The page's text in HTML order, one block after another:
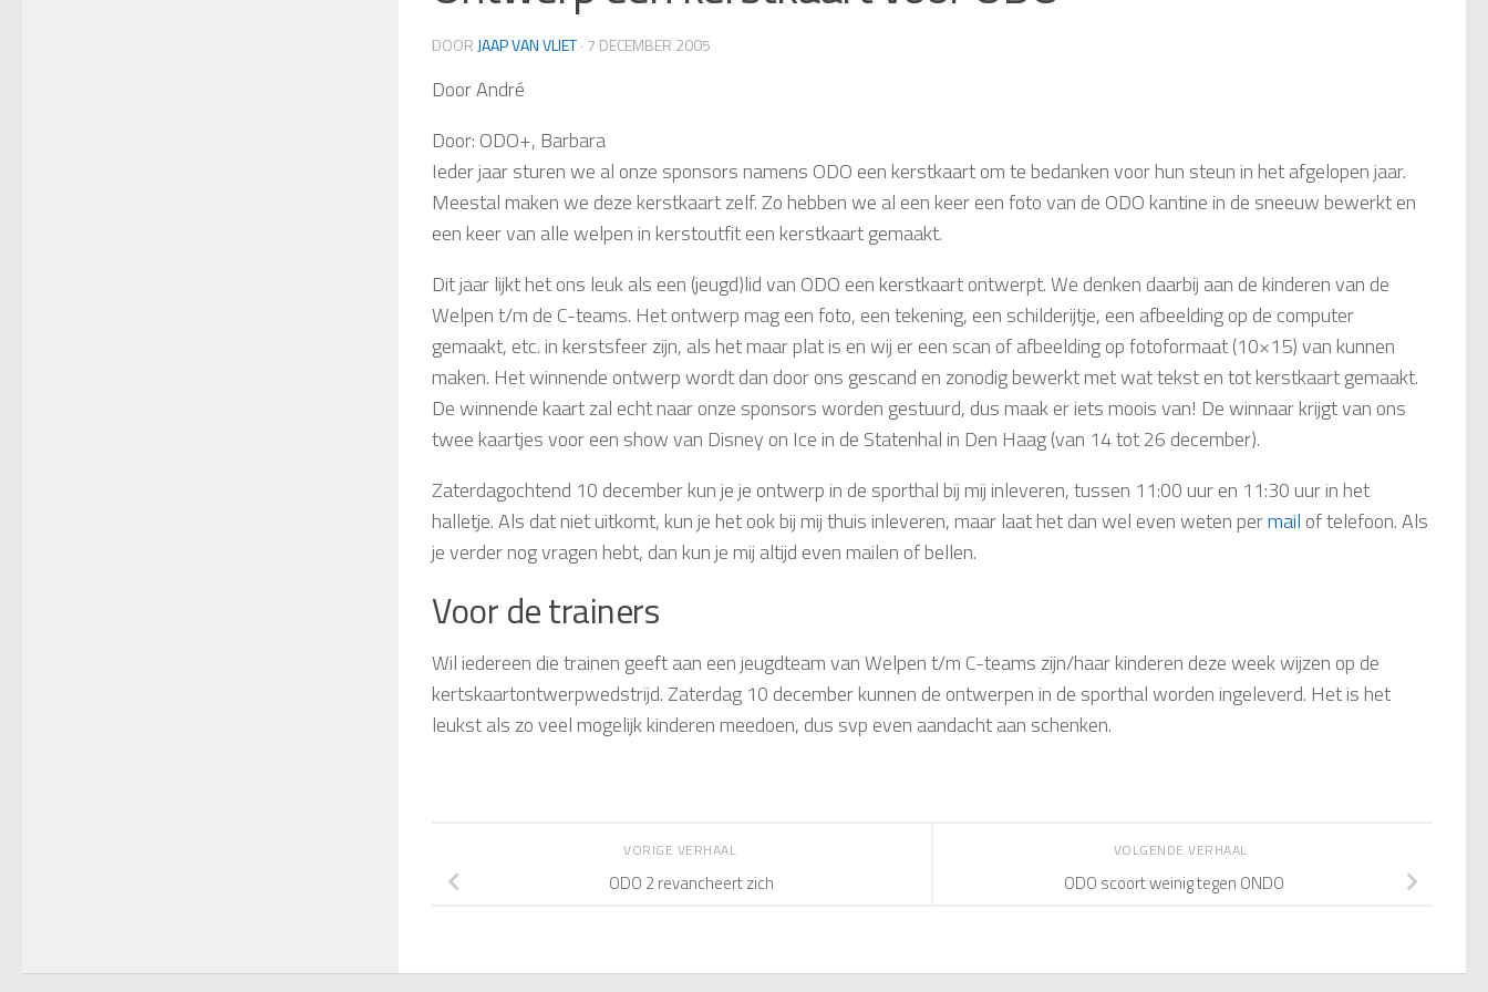
DOOR JAAP VAN VLIET· 7 DECEMBER 2005
Door André
Door: ODO+, Barbara
Ieder jaar sturen we al onze sponsors namens ODO een kerstkaart om te bedanken voor hun steun in het afgelopen jaar.
Meestal maken we deze kerstkaart zelf. Zo hebben we al een keer een foto van de ODO kantine in de sneeuw bewerkt en
een keer van alle welpen in kerstoutfit een kerstkaart gemaakt.
Dit jaar lijkt het ons leuk als een (jeugd)lid van ODO een kerstkaart ontwerpt. We denken daarbij aan de kinderen van de
Welpen t/m de C-teams. Het ontwerp mag een foto, een tekening, een schilderijtje, een afbeelding op de computer
gemaakt, etc. in kerstsfeer zijn, als het maar plat is en wij er een scan of afbeelding op fotoformaat (10×15) van kunnen
maken. Het winnende ontwerp wordt dan door ons gescand en zonodig bewerkt met wat tekst en tot kerstkaart gemaakt.
De winnende kaart zal echt naar onze sponsors worden gestuurd, dus maak er iets moois van! De winnaar krijgt van ons
twee kaartjes voor een show van Disney on Ice in de Statenhal in Den Haag (van 14 tot 26 december).
Zaterdagochtend 10 december kun je je ontwerp in de sporthal bij mij inleveren, tussen 11:00 uur en 11:30 uur in het
halletje. Als dat niet uitkomt, kun je het ook bij mij thuis inleveren, maar laat het dan wel even weten permail of telefoon. Als
je verder nog vragen hebt, dan kun je mij altijd even mailen of bellen.
Voor de trainers
Wil iedereen die trainen geeft aan een jeugdteam van Welpen t/m C-teams zijn/haar kinderen deze week wijzen op de
kertskaartontwerpwedstrijd. Zaterdag 10 december kunnen de ontwerpen in de sporthal worden ingeleverd. Het is het
leukst als zo veel mogelijk kinderen meedoen, dus svp even aandacht aan schenken.
VOLGENDE VERHAAL
ODO scoort weinig tegen ONDO
VORIGE VERHAAL
ODO 2 revancheert zich